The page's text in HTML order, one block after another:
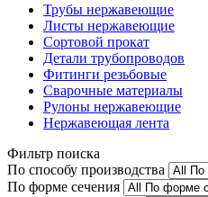
Трубы нержавеющие
Листы нержавеющие
Сортовой прокат
Детали трубопроводов
Фитинги резьбовые
Сварочные материалы
Рулоны нержавеющие
Нержавеющая лента
Фильтр поиска
По способу производства
По форме сечения